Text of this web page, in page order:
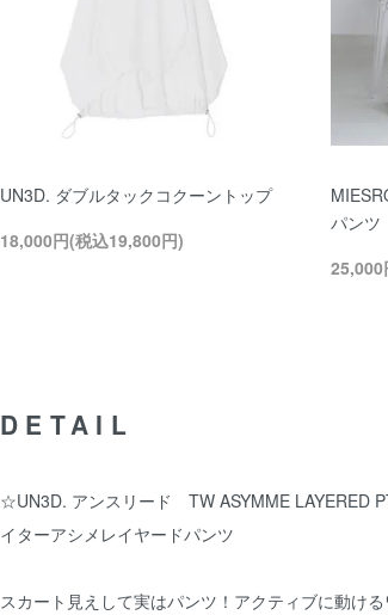
UN3D. ダブルタックコクーントップ
18,000円(税込19,800円)
パンツ
25,000
DETAIL
☆UN3D. アンスリード TW ASYMME LAYERED
イターアシメレイヤードパンツ
スカート見えして実はパンツ！アクティブに動け